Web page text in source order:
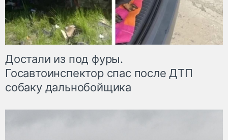
Достали из под фуры.
Госавтоинспектор спас после ДТП
собаку дальнобойщика